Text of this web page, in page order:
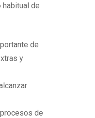
de
de
y
de